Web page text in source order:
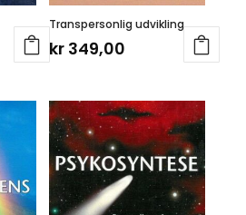
Transpersonlig udvikling
kr 349,00